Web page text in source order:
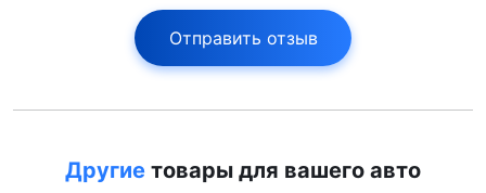
Отправить отзыв
Другие товары для вашего авто